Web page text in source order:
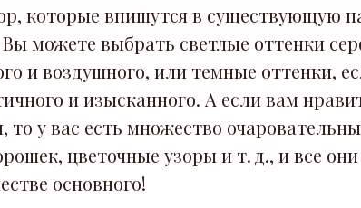
которые впишутся в существующую
можете выбрать светлые оттенки
и воздушного, или темные оттенки,
и изысканного. А если вам
то у вас есть множество
цветочные узоры и т. д., и все
основного!